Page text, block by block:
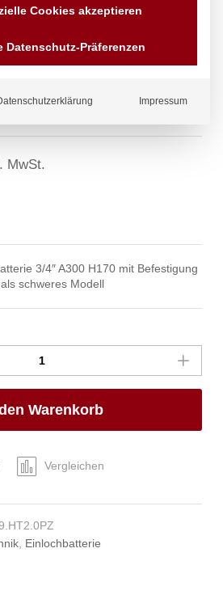
3/4″
MwSt.
3/4″ A300 H170 mit Befestigung
schweres Modell
Warenkorb
Vergleichen
, Einlochbatterie
Cookies akzeptieren
Datenschutz-Präferenzen
Impressum